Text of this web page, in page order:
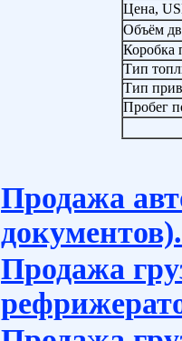
Цена,
Объём
Коробка
Тип
Тип
Пробег
Продажа
документов).
Продажа